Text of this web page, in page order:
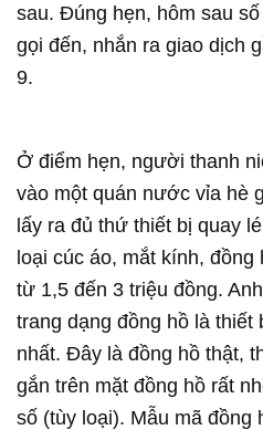
sau. Đúng hẹn, hôm sau
gọi đến, nhắn ra giao dịch
9.
Ở điểm hẹn, người thanh
vào một quán nước vỉa hè
lấy ra đủ thứ thiết bị quay
loại cúc áo, mắt kính,
từ 1,5 đến 3 triệu đồng.
trang dạng đồng hồ là thiết
nhất. Đây là đồng hồ thật,
gắn trên mặt đồng hồ rất
số (tùy loại). Mẫu mã đồng